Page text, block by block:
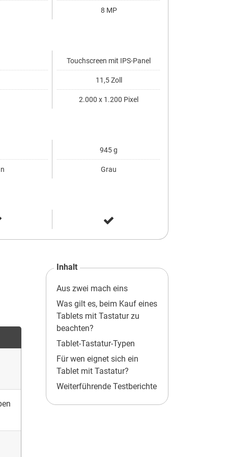
8 MP
Touchscreen mit IPS-Panel
11,5 Zoll
2.000 x 1.200 Pixel
945 g
Grau
Inhalt
Aus zwei mach eins
Was gilt es, beim Kauf eines
Tablets mit Tastatur zu
beachten?
Tablet-Tastatur-Typen
Für wen eignet sich ein
Tablet mit Tastatur?
Weiterführende Testberichte